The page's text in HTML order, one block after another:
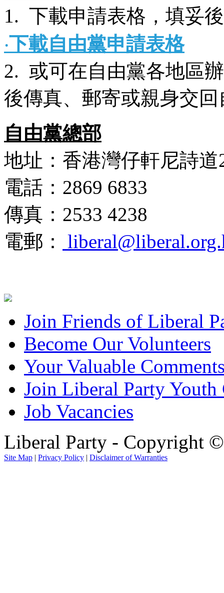
1. 下載申請表格，填妥
‧下載自由黨申請表格
2. 或可在自由黨各地區
後傳真、郵寄或親身交
自由黨總部
地址：香港灣仔軒尼詩
電話：2869 6833
傳真：2533 4238
電郵：
Join Friends of Liberal
Become Our Volunteers
Your Valuable
Join Liberal Party Youth
Job Vacancies
Liberal Party - Copyright
Site Map | Privacy Policy | Disclaimer of Warranties